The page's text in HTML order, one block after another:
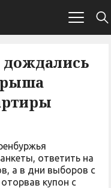
ответить на
а в дни выборов с
купон с